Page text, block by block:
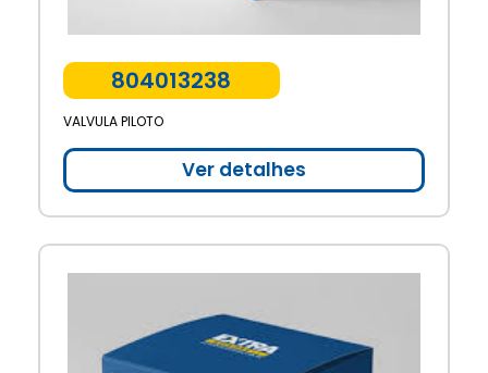
804013238
VALVULA PILOTO
Ver detalhes